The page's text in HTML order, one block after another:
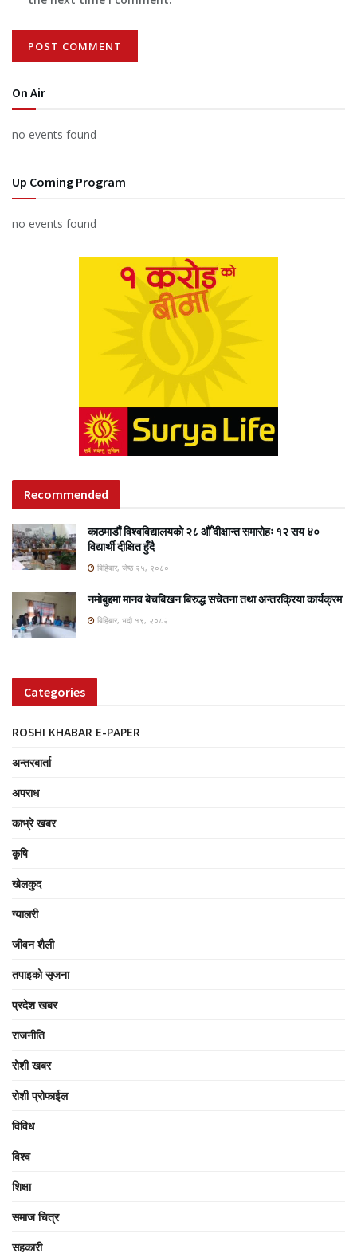
On Air
no events found
Up Coming Program
no events found
Recommended
काठमाडौं विश्वविद्यालयको २८ औँ दीक्षान्त समारोहः १२ सय ४०
विद्यार्थी दीक्षित हुँदै
बिहिबार, जेष्ठ २५, २०८०
नमोबुद्दमा मानव बेचबिखन बिरुद्ध सचेतना तथा अन्तरक्रिया कार्यक्रम
बिहिबार, भदौ १९, २०८२
Categories
ROSHI KHABAR E-PAPER
अन्तरबार्ता
अपराध
काभ्रे खबर
कृषि
खेलकुद
ग्यालरी
जीवन शैली
तपाइको सृजना
प्रदेश खबर
राजनीति
रोशी खबर
रोशी प्रोफाईल
विविध
विश्व
शिक्षा
समाज चित्र
सहकारी